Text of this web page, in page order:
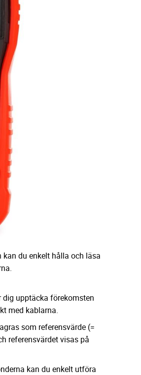
du enkelt hålla och läsa
dig upptäcka förekomsten
med kablarna.
som referensvärde (=
referensvärdet visas på
kan du enkelt utföra